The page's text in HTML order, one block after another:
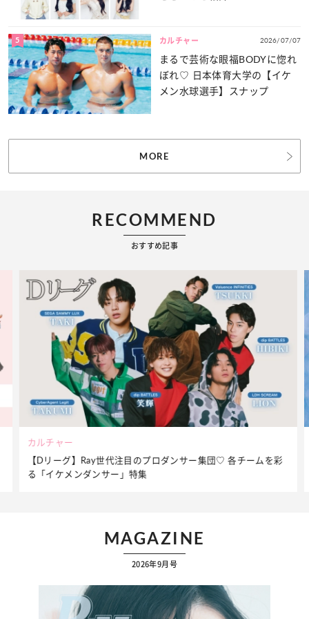
5 カルチャー 2026/07/07
まるで芸術な眼福BODYに惚れ
ぼれ♡ 日本体育大学の【イケ
メン水球選手】スナップ
MORE
RECOMMEND
おすすめ記事
ビューティー
夏だからこそ“水分”が大切！くずれないメイクをつくる【保湿
ケア】アイテム3選
MAGAZINE
2026年9月号